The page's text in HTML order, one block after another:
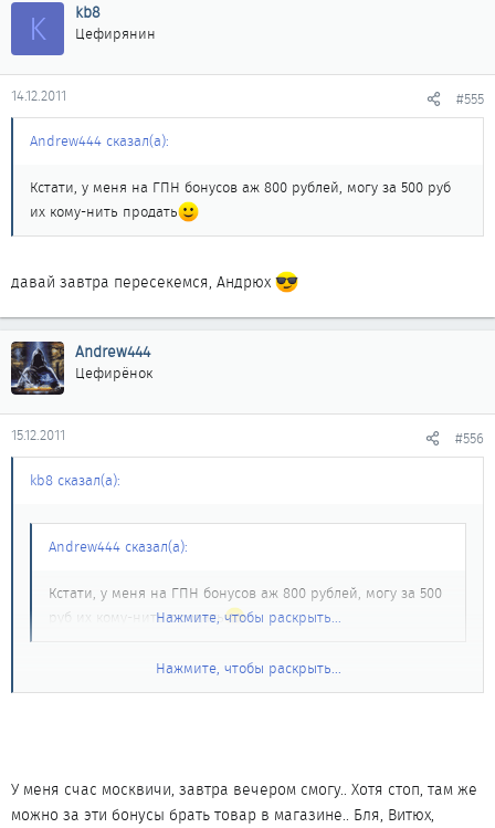
K kb8
Цефирянин
14.12.2011 #555
Andrew444 сказал(а):
Кстати, у меня на ГПН бонусов аж 800 рублей, могу за 500 руб
их кому-нить продать
давай завтра пересекемся, Андрюх
Andrew444
Цефирёнок
15.12.2011 #556
kb8 сказал(а):
Andrew444 сказал(а):
Кстати, у меня на ГПН бонусов аж 800 рублей, могу за 500
руб их кому-нить продатьНажмите, чтобы раскрыть...
Нажмите, чтобы раскрыть...
У меня счас москвичи, завтра вечером смогу.. Хотя стоп, там же
можно за эти бонусы брать товар в магазине.. Бля, Витюх,